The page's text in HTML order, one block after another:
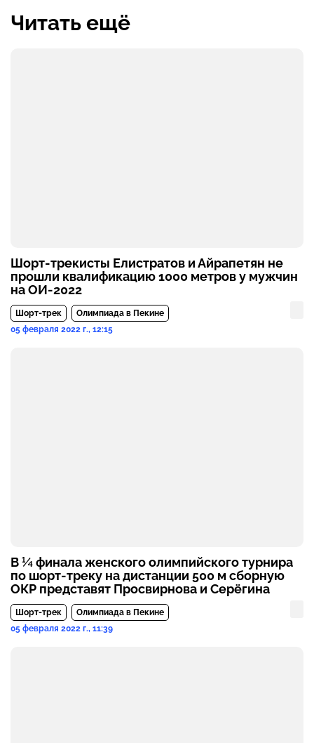
Читать ещё
Шорт-трекисты Елистратов и Айрапетян не
прошли квалификацию 1000 метров у мужчин
на ОИ-2022
Шорт-трек
Олимпиада в Пекине
05 февраля 2022 г., 12:15
В ¼ финала женского олимпийского турнира
по шорт-треку на дистанции 500 м сборную
ОКР представят Просвирнова и Серёгина
Шорт-трек
Олимпиада в Пекине
05 февраля 2022 г., 11:39